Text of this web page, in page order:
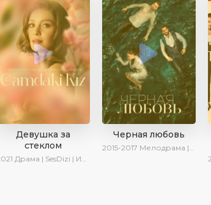
Девушка за
стеклом
Драма | SesDizi | Ирина Котова
Черная любовь
2015-2017 Мелодрама | Ирина Котова